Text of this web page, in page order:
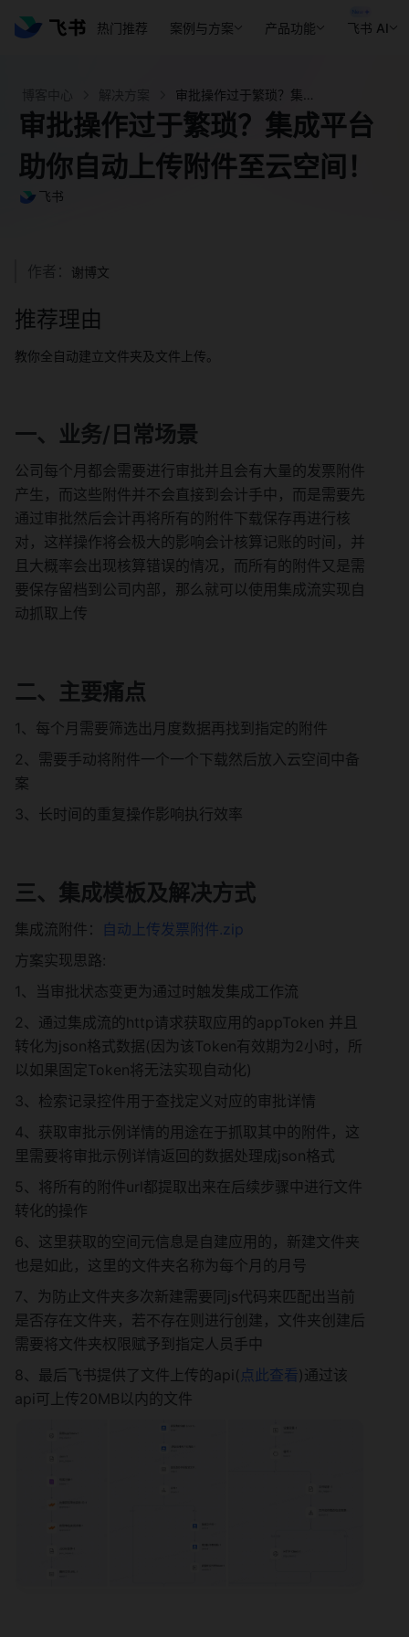
热门推荐 案例与方案 产品功能 飞书 AI
审批操作过于繁琐？集成平台
助你自动上传附件至云空间！
飞书
作者： 谢博文
推荐理由
教你全自动建立文件夹及文件上传。
一、业务/日常场景
公司每个月都会需要进行审批并且会有大量的发票附件
产生，而这些附件并不会直接到会计手中，而是需要先
通过审批然后会计再将所有的附件下载保存再进行核
对，这样操作将会极大的影响会计核算记账的时间，并
且大概率会出现核算错误的情况，而所有的附件又是需
要保存留档到公司内部，那么就可以使用集成流实现自
动抓取上传
二、主要痛点
1、每个月需要筛选出月度数据再找到指定的附件
2、需要手动将附件一个一个下载然后放入云空间中备
案
3、长时间的重复操作影响执行效率
三、集成模板及解决方式
集成流附件：
自动上传发票附件.zip
方案实现思路:
1、当审批状态变更为通过时触发集成工作流
2、通过集成流的http请求获取应用的appToken 并且
转化为json格式数据(因为该Token有效期为2小时，所
以如果固定Token将无法实现自动化)
3、检索记录控件用于查找定义对应的审批详情
4、获取审批示例详情的用途在于抓取其中的附件，这
里需要将审批示例详情返回的数据处理成json格式
5、将所有的附件url都提取出来在后续步骤中进行文件
转化的操作
6、这里获取的空间元信息是自建应用的，新建文件夹
也是如此，这里的文件夹名称为每个月的月号
7、为防止文件夹多次新建需要同js代码来匹配出当前
是否存在文件夹，若不存在则进行创建，文件夹创建后
需要将文件夹权限赋予到指定人员手中
8、最后飞书提供了文件上传的api( 点此查看)通过该
api可上传20MB以内的文件